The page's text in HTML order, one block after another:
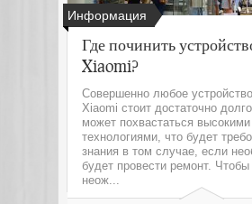
Информация
Где починить
Xiaomi?
Совершенно любое
Xiaomi стоит достаточно
может похвастаться высокими
технологиями, что будет
знания в том случае, если
будет провести ремонт. Чтобы
неож...